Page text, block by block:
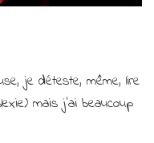
je déteste, même, lire
mais j’ai beaucoup